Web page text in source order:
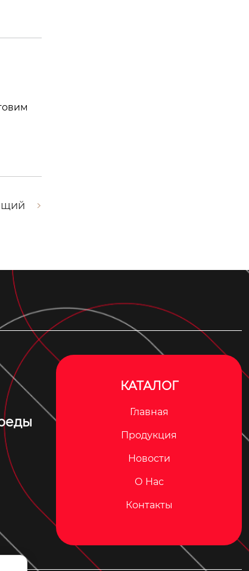
КАТАЛОГ
Главная
Продукция
Новости
О Hас
Контакты